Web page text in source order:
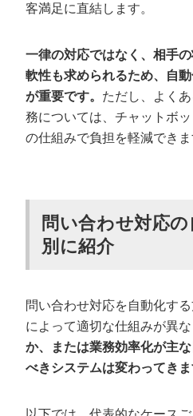
客満足に直結します。
一律の対応ではなく、相手
軟性も求められるため、自
が重要です。 ただし、よく
務については、チャットボ
の仕組みで負担を軽減できま
問い合わせ対応
別に紹介
問い合わせ対応を自動化す
によって適切な仕組みが異な
か、または業務効率化が主
べきシステムは変わってきま